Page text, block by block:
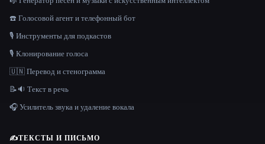
☎️ Голосовой агент и телефонный бот
🎙️ Инструменты для подкастов
🎙️ Клонирование голоса
🇺🇳 Перевод и стенограмма
📝🔉 Текст в речь
🎧 Усилитель звука и удаление вокала
✍️ТЕКСТЫ И ПИСЬМО